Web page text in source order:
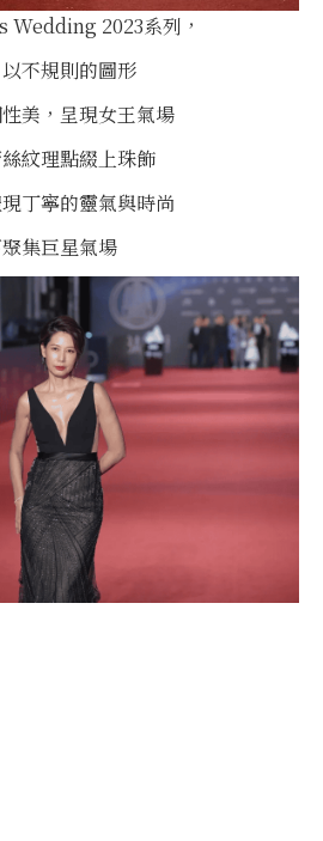
Wedding 2023系列，
不規則的圖形
美，呈現女王氣場
紋理點綴上珠飾
丁寧的靈氣與時尚
集巨星氣場